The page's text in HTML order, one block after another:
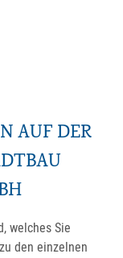
AUF DER
welches Sie
den einzelnen